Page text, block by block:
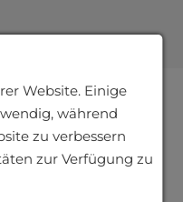
„Kasten“. Diese
Website. Einige
während
zu verbessern
zur Verfügung zu